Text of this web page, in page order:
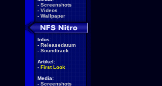
- Screenshots
- Videos
- Wallpaper
Infos:
- Releasedatum
- Soundtrack
Artikel:
- First Look
Media:
- Screenshots